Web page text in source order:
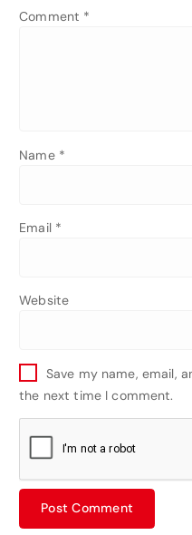
Comment *
Name *
Email *
Website
Save my name, email,
the next time I comment.